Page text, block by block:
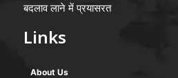
बदलाव लाने में प्रयासरत
Links
About Us